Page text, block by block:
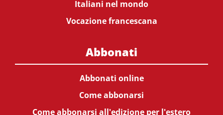
Italiani nel mondo
Vocazione francescana
Abbonati
Abbonati online
Come abbonarsi
Come abbonarsi all'edizione per l'estero